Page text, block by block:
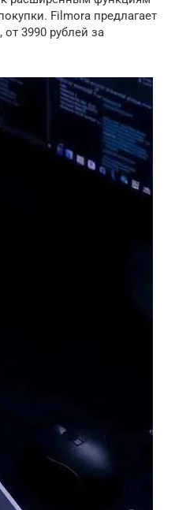
Filmora предлагает
3990 рублей за